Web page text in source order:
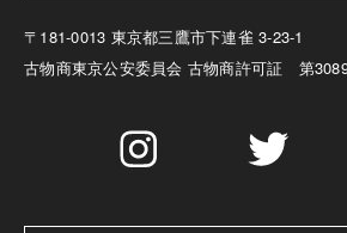
〒181-0013 東京都三鷹市下連雀 3-23-1
古物商東京公安委員会 古物商許可証 第